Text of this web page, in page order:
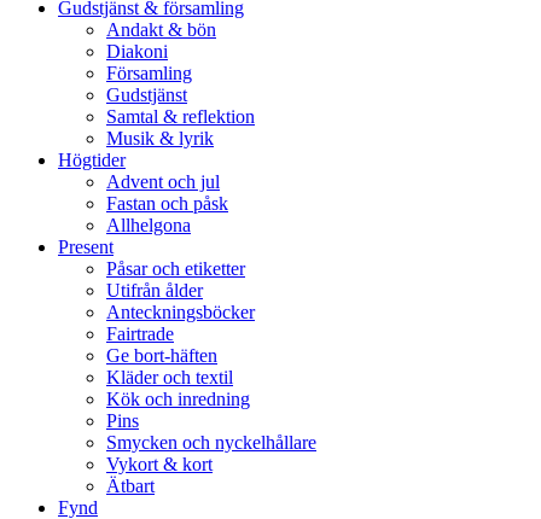
Gudstjänst & församling
Andakt & bön
Diakoni
Församling
Gudstjänst
Samtal & reflektion
Musik & lyrik
Högtider
Advent och jul
Fastan och påsk
Allhelgona
Present
Påsar och etiketter
Utifrån ålder
Anteckningsböcker
Fairtrade
Ge bort-häften
Kläder och textil
Kök och inredning
Pins
Smycken och nyckelhållare
Vykort & kort
Ätbart
Fynd